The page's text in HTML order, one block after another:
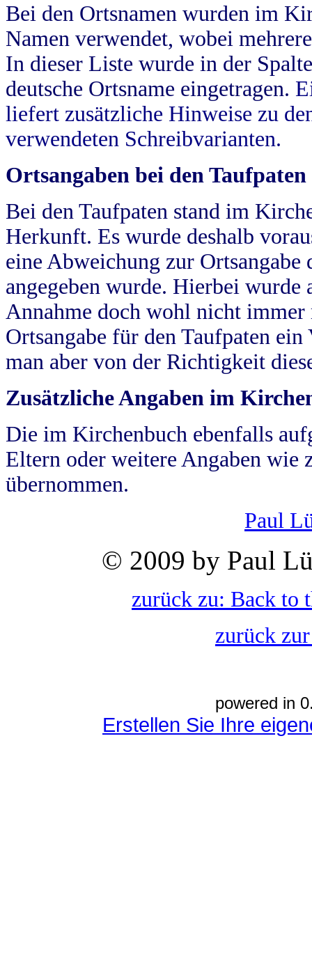
Bei den Ortsnamen wurden im
Namen verwendet, wobei
In dieser Liste wurde in der
deutsche Ortsname eingetragen.
liefert zusätzliche Hinweise zu
verwendeten Schreibvarianten.
Ortsangaben bei den Taufpaten
Bei den Taufpaten stand im
Herkunft. Es wurde deshalb
eine Abweichung zur
angegeben wurde. Hierbei wurde
Annahme doch wohl nicht
Ortsangabe für den Taufpaten
man aber von der Richtigkeit
Zusätzliche Angaben im
Die im Kirchenbuch ebenfalls
Eltern oder weitere Angaben wie
übernommen.
Paul
© 2009 by Paul
zurück zu: Back to
zurück
powered in
Erstellen Sie Ihre